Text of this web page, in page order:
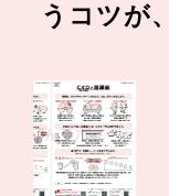
うコツが